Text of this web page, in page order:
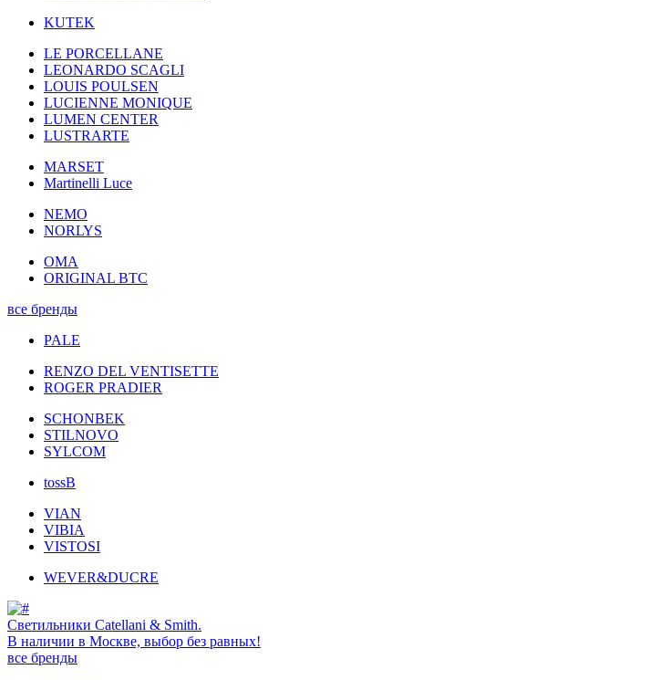
KUTEK
LE PORCELLANE
LEONARDO SCAGLI
LOUIS POULSEN
LUCIENNE MONIQUE
LUMEN CENTER
LUSTRARTE
MARSET
Martinelli Luce
NEMO
NORLYS
OMA
ORIGINAL BTC
все бренды
PALE
RENZO DEL VENTISETTE
ROGER PRADIER
SCHONBEK
STILNOVO
SYLCOM
tossB
VIAN
VIBIA
VISTOSI
WEVER&DUCRE
Светильники Catellani & Smith.
В наличии в Москве, выбор без равных!
все бренды